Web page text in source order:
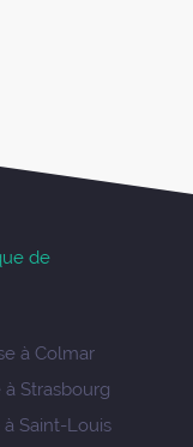
de
à Colmar
Strasbourg
Saint-Louis